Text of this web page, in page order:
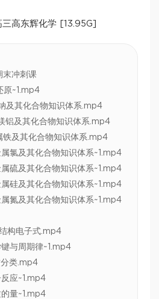
高东辉化学 [13.95G]
末冲刺课
原~1.mp4
及其化合物知识体系.mp4
铝及其化合物知识体系.mp4
及其化合物知识体系.mp4
氯及其化合物知识体系~1.mp4
硫及其化合物知识体系~1.mp4
硅及其化合物知识体系~1.mp4
氮及其化合物知识体系~1.mp4
构电子式.mp4
与周期律~1.mp4
类.mp4
应~1.mp4
量~1.mp4